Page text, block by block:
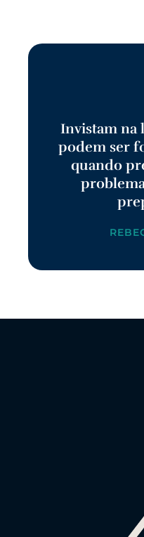
Invistam na
podem ser
quando